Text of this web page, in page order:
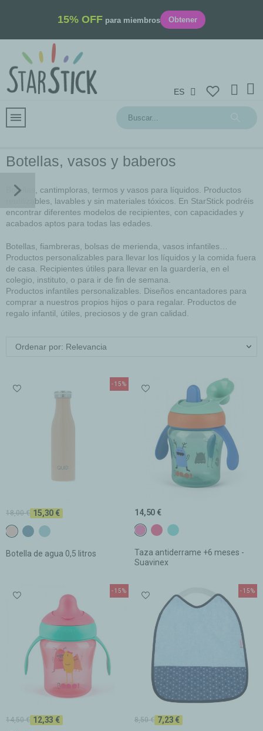
15% OFF para miembros Obtener
ES
Botellas, vasos y baberos
Botellas, cantimploras, termos y vasos para líquidos. Productos
reutilizables, lavables y sin materiales tóxicos. En StarStick podréis
encontrar diferentes modelos de recipientes, con capacidades y
acabados aptos para todas las edades.
Botellas, fiambreras, bolsas de merienda, vasos infantiles…
Productos personalizables para llevar los líquidos y la comida fuera
de casa. Recipientes útiles para llevar en la guardería, en el
colegio, instituto, o para ir de fin de semana.
Productos infantiles personalizables. Diseños encantadores para
comprar a nuestros propios hijos o para regalar. Productos de
regalo infantil, útiles, preciosos y de gran calidad.
Ordenar por: Relevancia
Botella de agua 0,5 litros
18,00 € 15,30 €
C28 TEJA CLARO
C29 MISTIC
C30 MISTIC CLARO
-15%
Taza antiderrame +6 meses -
Suavinex
14,50 €
FúcsiaFresaTurquesa
14,50 € 12,33 €
-15%
8,50 € 7,23 €
-15%